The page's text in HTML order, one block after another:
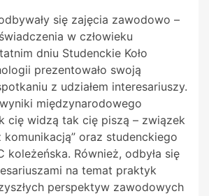
się zajęcia zawodowo –
w człowieku
dniu Studenckie Koło
prezentowało swoją
z udziałem interesariuszy.
międzynarodowego
cię widzą tak cię piszą – związek
oraz studenckiego
koleżeńska. Również, odbyła się
na temat praktyk
perspektyw zawodowych